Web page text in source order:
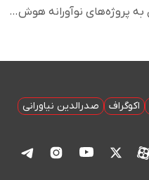
اکوگراف
صدرالدین نیاورانی